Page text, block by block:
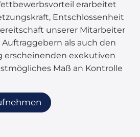
erarbeitet
Entschlossenheit
unserer Mitarbeiter
als auch den
erscheinenden exekutiven
Maß an Kontrolle